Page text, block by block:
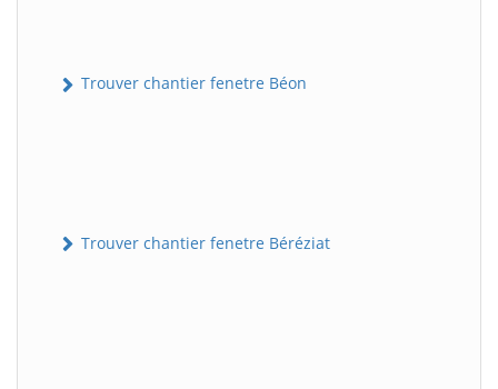
Trouver chantier fenetre Béon
Trouver chantier fenetre Béréziat